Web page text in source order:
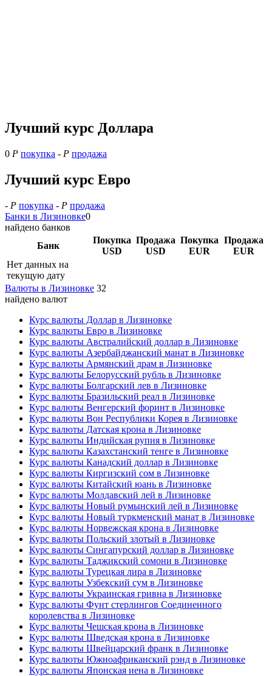
Лучший курс Доллара
0 Р покупка - Р продажа
Лучший курс Евро
- Р покупка - Р продажа
Банки в Лизиновке0
найдено банков
Банк
Покупка
USD
Продажа
USD
Покупка
EUR
Продажа
EUR
Нет данных на
текущую дату
Валюты в Лизиновке 32
найдено валют
Курс валюты Доллар в Лизиновке
Курс валюты Евро в Лизиновке
Курс валюты Австралийский доллар в Лизиновке
Курс валюты Азербайджанский манат в Лизиновке
Курс валюты Армянский драм в Лизиновке
Курс валюты Белорусский рубль в Лизиновке
Курс валюты Болгарский лев в Лизиновке
Курс валюты Бразильский реал в Лизиновке
Курс валюты Венгерский форинт в Лизиновке
Курс валюты Вон Республики Корея в Лизиновке
Курс валюты Датская крона в Лизиновке
Курс валюты Индийская рупия в Лизиновке
Курс валюты Казахстанский тенге в Лизиновке
Курс валюты Канадский доллар в Лизиновке
Курс валюты Киргизский сом в Лизиновке
Курс валюты Китайский юань в Лизиновке
Курс валюты Молдавский лей в Лизиновке
Курс валюты Новый румынский лей в Лизиновке
Курс валюты Новый туркменский манат в Лизиновке
Курс валюты Норвежская крона в Лизиновке
Курс валюты Польский злотый в Лизиновке
Курс валюты Сингапурский доллар в Лизиновке
Курс валюты Таджикский сомони в Лизиновке
Курс валюты Турецкая лира в Лизиновке
Курс валюты Узбекский сум в Лизиновке
Курс валюты Украинская гривна в Лизиновке
Курс валюты Фунт стерлингов Соединенного
королевства в Лизиновке
Курс валюты Чешская крона в Лизиновке
Курс валюты Шведская крона в Лизиновке
Курс валюты Швейцарский франк в Лизиновке
Курс валюты Южноафриканский рэнд в Лизиновке
Курс валюты Японская иена в Лизиновке